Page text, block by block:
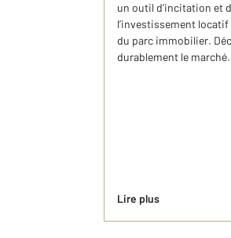
un outil d’incitation et
l’investissement
du parc immobilier.
durablement le marché.
Lire plus